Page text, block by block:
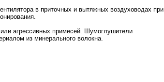
в приточных и вытяжных воздуховодах при
агрессивных примесей. Шумоглушители
из минерального волокна.